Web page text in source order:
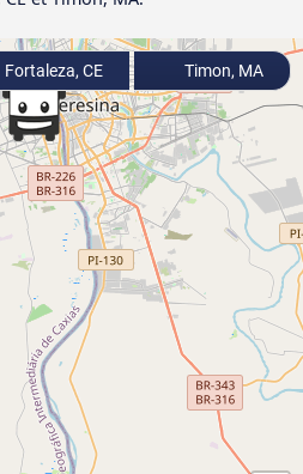
Fortaleza, CE Timon, MA